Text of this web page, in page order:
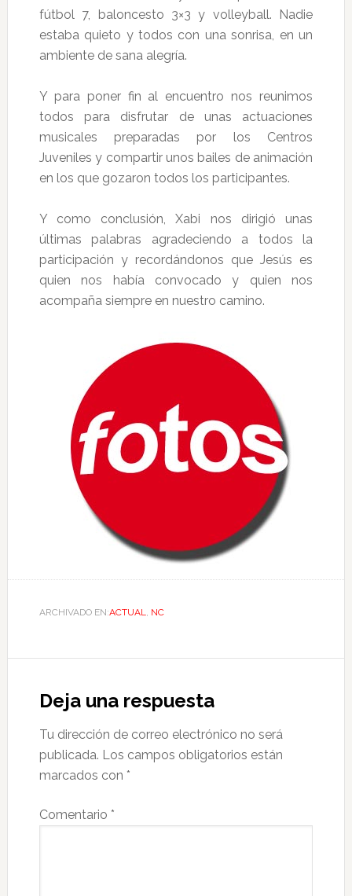
fútbol 7, baloncesto 3×3 y volleyball. Nadie
estaba quieto y todos con una sonrisa, en un
ambiente de sana alegría.
Y para poner fin al encuentro nos reunimos
todos para disfrutar de unas actuaciones
musicales preparadas por los Centros
Juveniles y compartir unos bailes de animación
en los que gozaron todos los participantes.
Y como conclusión, Xabi nos dirigió unas
últimas palabras agradeciendo a todos la
participación y recordándonos que Jesús es
quien nos había convocado y quien nos
acompaña siempre en nuestro camino.
ARCHIVADO EN:ACTUAL NC
Deja una respuesta
Tu dirección de correo electrónico no será
publicada. Los campos obligatorios están
marcados con *
Comentario *